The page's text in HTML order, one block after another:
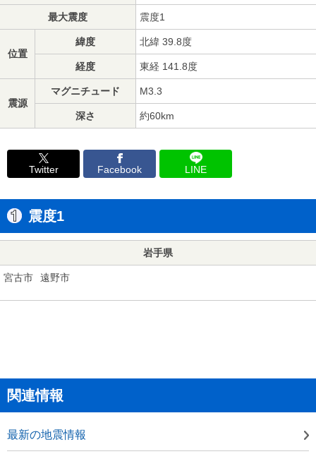
最大震度 震度1
位置
緯度 北緯 39.8度
経度 東経 141.8度
震源
マグニチュード M3.3
深さ 約60km
Twitter Facebook LINE
震度1
岩手県
宮古市 遠野市
関連情報
最新の地震情報